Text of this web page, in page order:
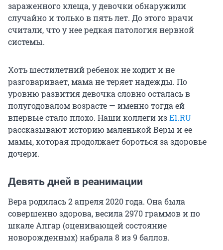
зараженного клеща, у девочки обнаружили
случайно и только в пять лет. До этого врачи
считали, что у нее редкая патология нервной
системы.
Хоть шестилетний ребенок не ходит и не
разговаривает, мама не теряет надежды. По
уровню развития девочка словно осталась в
полугодовалом возрасте — именно тогда ей
впервые стало плохо. Наши коллеги изE1.RU
рассказывают историю маленькой Веры и ее
мамы, которая продолжает бороться за здоровье
дочери.
Девять дней в реанимации
Вера родилась 2 апреля 2020 года. Она была
совершенно здорова, весила 2970 граммов и по
шкале Апгар (оценивающей состояние
новорожденных) набрала 8 из 9 баллов.